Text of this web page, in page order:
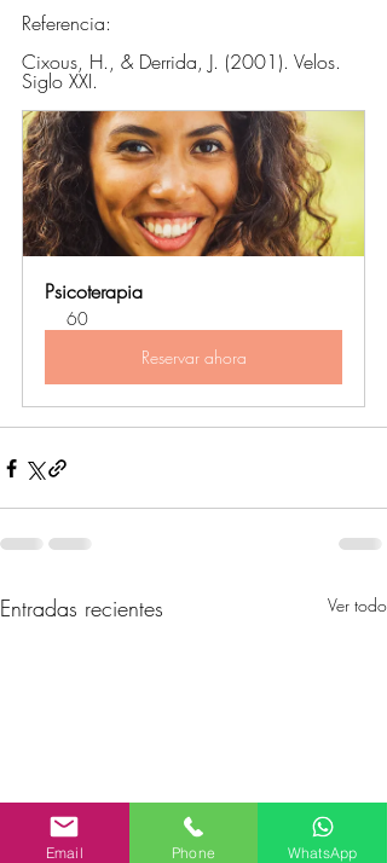
Referencia:
Cixous, H., & Derrida, J. (2001). Velos.
Siglo XXI.
Psicoterapia
60
Reservar ahora
Entradas recientes Ver todo
Email Phone WhatsApp